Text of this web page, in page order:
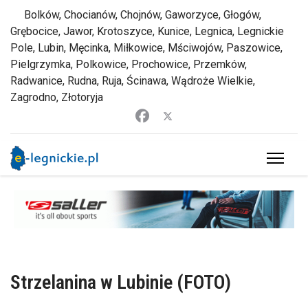
Bolków, Chocianów, Chojnów, Gaworzyce, Głogów,
Grębocice, Jawor, Krotoszyce, Kunice, Legnica, Legnickie
Pole, Lubin, Męcinka, Miłkowice, Mściwojów, Paszowice,
Pielgrzymka, Polkowice, Prochowice, Przemków,
Radwanice, Rudna, Ruja, Ścinawa, Wądroże Wielkie,
Zagrodno, Złotoryja
Strzelanina w Lubinie (FOTO)